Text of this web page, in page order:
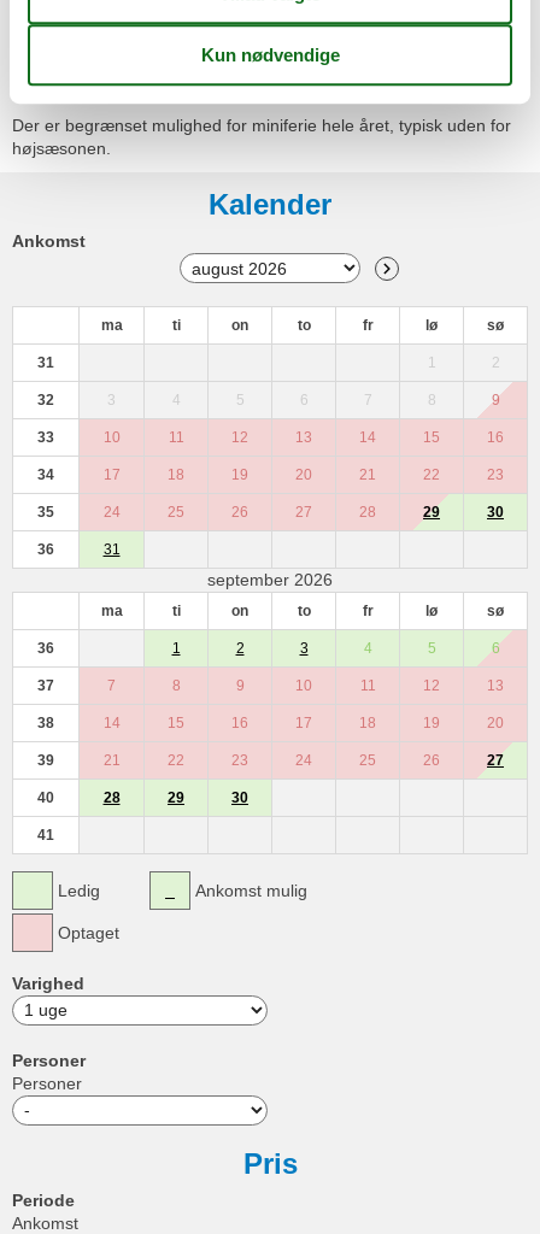
Miniferie
Der er begrænset mulighed for miniferie hele året, typisk uden for
højsæsonen.
Kalender
Ankomst
ma ti on to fr lø sø
31 1 2
32 3 4 5 6 7 8 9
33 10 11 12 13 14 15 16
34 17 18 19 20 21 22 23
35 24 25 26 27 28 29 30
36 31
september 2026
ma ti on to fr lø sø
36 1 2 3 4 5 6
37 7 8 9 10 11 12 13
38 14 15 16 17 18 19 20
39 21 22 23 24 25 26 27
40 28 29 30
41
Ledig
Optaget
Ankomst mulig
Varighed
Personer
Personer
Pris
Periode
Ankomst